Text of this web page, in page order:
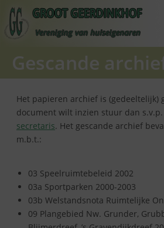
naar
inhoud
Gescande
Het papieren archief is (gedeeltelijk)
document wilt inzien stuur dan
secretaris. Het gescande archief
m.b.t.:
03 Speelruimtebeleid 2002
03a Sportparken 2000-2003
03b Welstandsnota Ruimtelijke
09 Plangebied Nw. Grunder,